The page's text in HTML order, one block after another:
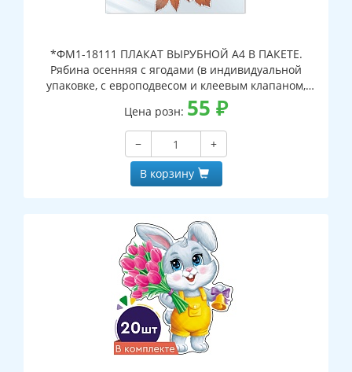
*ФМ1-18111 ПЛАКАТ ВЫРУБНОЙ А4 В ПАКЕТЕ.
Рябина осенняя с ягодами (в индивидуальной
упаковке, с европодвесом и клеевым клапаном,
двухсторонний, ВД-лак)
Цена розн: 55 ₽
−
+
В корзину